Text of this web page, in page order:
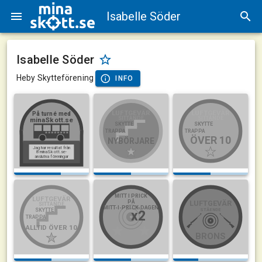
Isabelle Söder
Isabelle Söder
Heby Skytteförening INFO
minaSkott.se
På turné med
Jag har resultat från
8 minaSkott.se-
anslutna föreningar
LUFTGEVÄR
NYBÖRJARE
TRAPPA
SKYTTE
LUFTGEVÄR
ÖVER 10
TRAPPA
SKYTTE
LUFTGEVÄR
SITTANDE
ALLTID ÖVER 10
TRAPPA
SKYTTE
MITT I PRICK
PÅ
MITT-I-PRICK-DAGEN
x2